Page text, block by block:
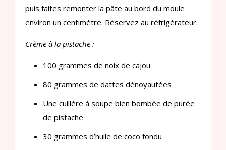
puis faites remonter la pâte au bord du moule
environ un centimètre. Réservez au réfrigérateur.
Crème à la pistache :
100 grammes de noix de cajou
80 grammes de dattes dénoyautées
Une cuillère à soupe bien bombée de purée
de pistache
30 grammes d’huile de coco fondu